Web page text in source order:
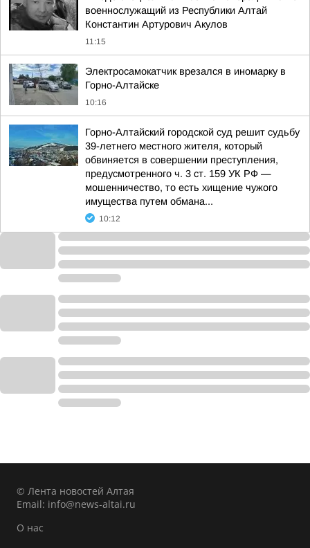
военнослужащий из Республики Алтай
Константин Артурович Акулов
11:15
Электросамокатчик врезался в иномарку в
Горно-Алтайске
10:16
Горно-Алтайский городской суд решит судьбу
39-летнего местного жителя, который
обвиняется в совершении преступления,
предусмотренного ч. 3 ст. 159 УК РФ —
мошенничество, то есть хищение чужого
имущества путем обмана...
10:12
© Лента новостей Алтая
Email: info@news-altai.ru
О нас